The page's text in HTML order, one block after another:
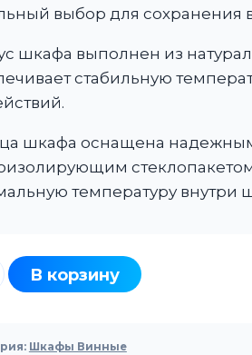
выбор для сохранения
шкафа выполнен из
стабильную
шкафа оснащена
температуру внутри
В корзину
Шкафы Винные